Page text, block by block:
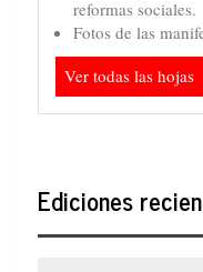
reformas sociales.
Fotos de las
Ver todas las hojas
Ediciones